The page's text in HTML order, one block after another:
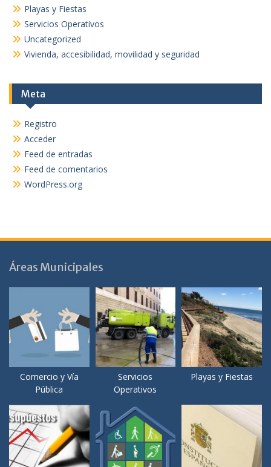
Playas y Fiestas
Servicios Operativos
Uncategorized
Vivienda, accesibilidad, movilidad y seguridad
Meta
Registro
Acceder
Feed de entradas
Feed de comentarios
WordPress.org
Áreas Municipales
Comercio y Vía
Pública
Servicios
Operativos
Playas y Fiestas